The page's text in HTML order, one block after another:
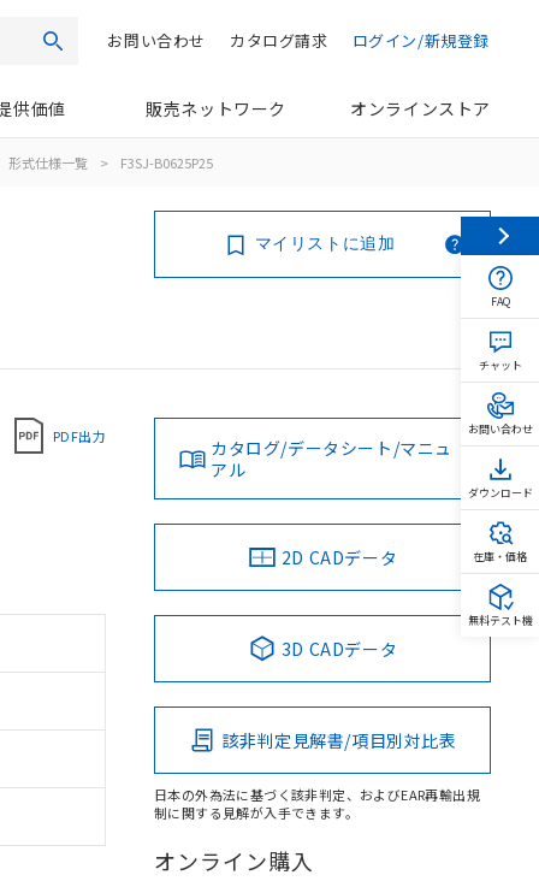
検索 ログイン/新規登録
カタログ請求
お問い合わせ
供価値 販売ネットワーク オンラインストア
形式仕様一覧 > F3SJ-B0625P25
マイリストに追加
PDF出力
カタログ/データシート/マニュ
アル
2D CADデータ
3D CADデータ
該非判定見解書/項目別対比表
日本の外為法に基づく該非判定、およびEAR再輸出規
制に関する見解が入手できます。
オンライン購入
FAQ
チャット
お問い合わせ
ダウンロード
在庫・価格
無料テスト機